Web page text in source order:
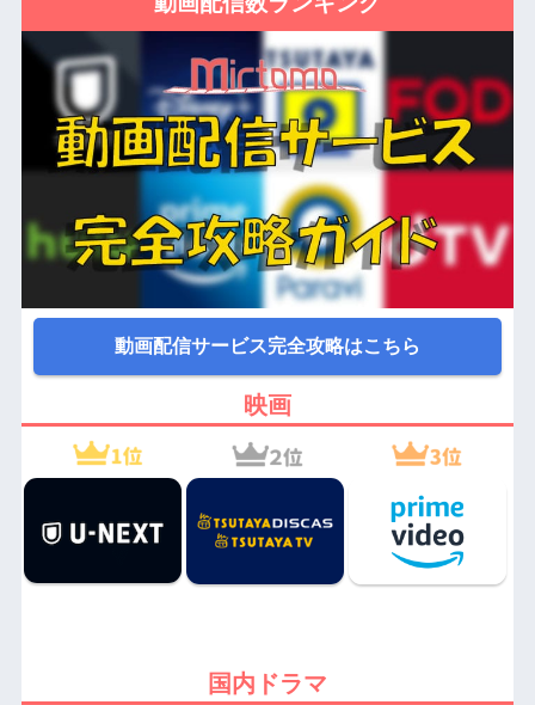
動画配信サービス完全攻略はこちら
映画
国内ドラマ